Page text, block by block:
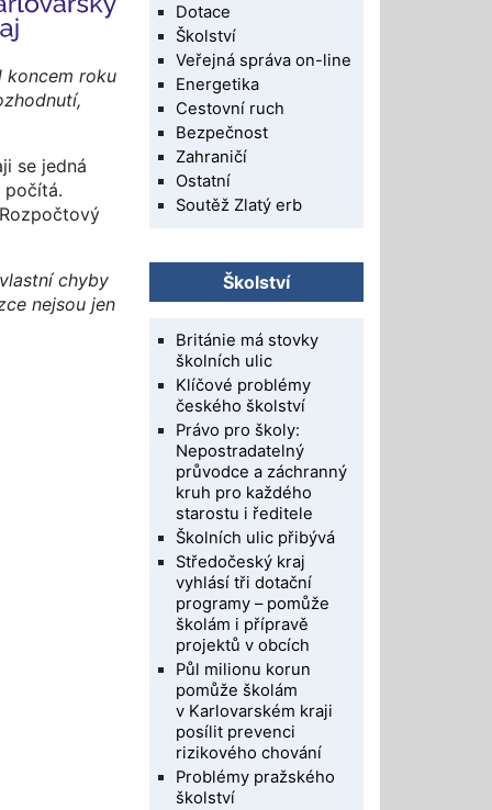
koncem roku
se jedná
počítá.
chyby
nejsou jen
Dotace
Školství
Veřejná správa on-line
Energetika
Cestovní ruch
Bezpečnost
Zahraničí
Ostatní
Soutěž Zlatý erb
Školství
Británie má stovky
školních ulic
Klíčové problémy
českého školství
Právo pro školy:
Nepostradatelný
průvodce a záchranný
kruh pro každého
starostu i ředitele
Školních ulic přibývá
Středočeský kraj
vyhlásí tři dotační
programy – pomůže
školám i přípravě
projektů v obcích
Půl milionu korun
pomůže školám
v Karlovarském kraji
posílit prevenci
rizikového chování
Problémy pražského
školství